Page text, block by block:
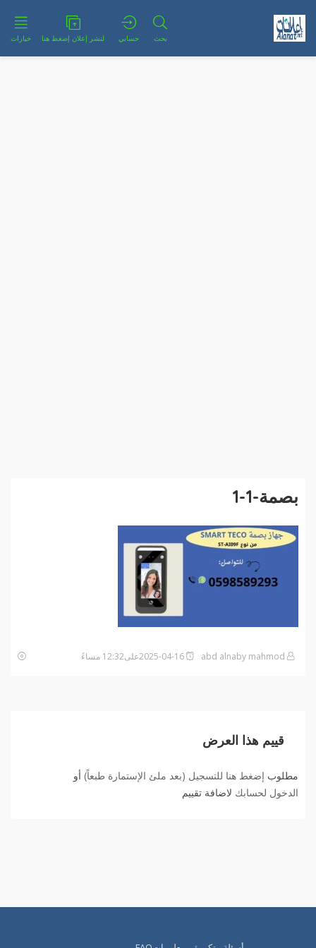
بحث حسابي لنشر إعلان إضغط هنا خيارات
بصمة-1-1
قييم هذا العرض
مطلوب إضغط هنا للتسجيل (بعد ملئ الإستمارة طبعاً) أو
الدخول لحسابك لاضافة تقييم